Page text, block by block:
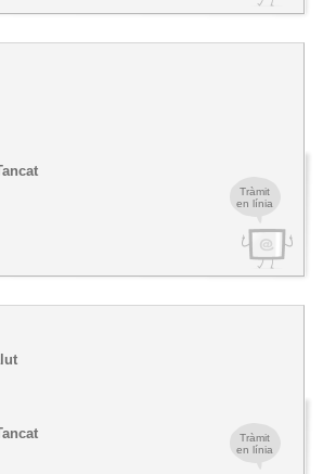
Tràmit
en línia
Tràmit
en línia